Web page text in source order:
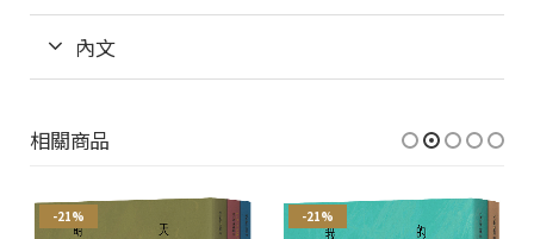
內文
相關商品
-21% -21%